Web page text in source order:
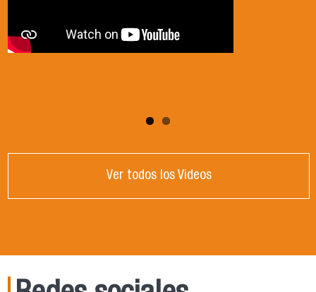
Ver todos los Videos